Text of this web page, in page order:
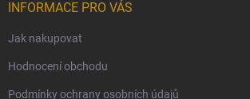
INFORMACE PRO VÁS
Jak nakupovat
Hodnocení obchodu
Podmínky ochrany osobních údajů